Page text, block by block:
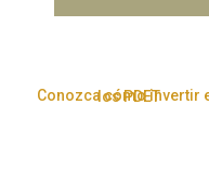
Conozca cómo invertir en los PDET